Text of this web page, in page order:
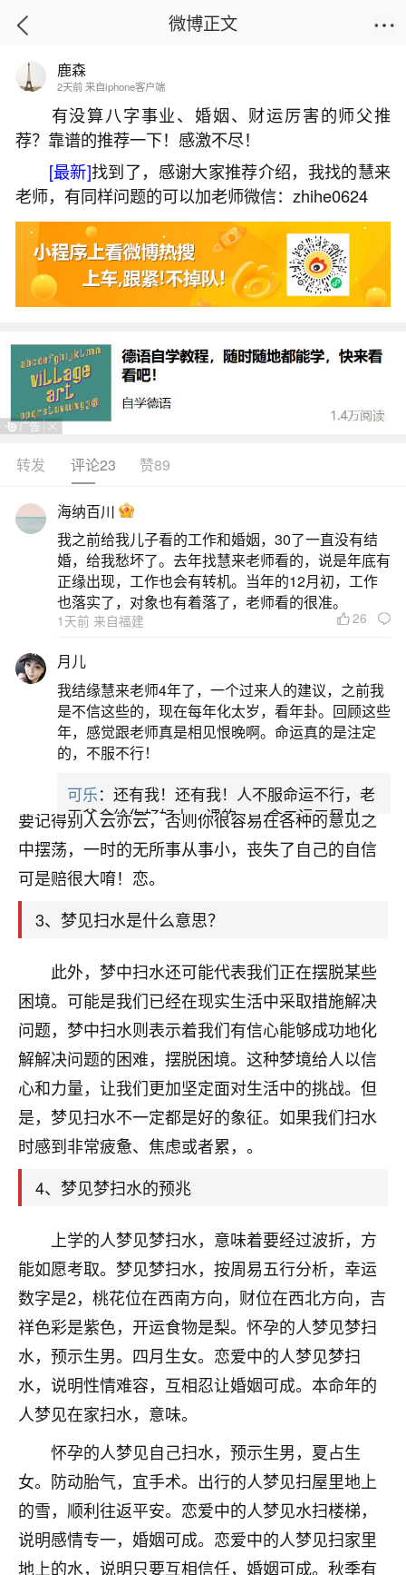
首页
梦见扫水是什么预兆？
2026-05-30 08:28:25 6 4 赞
生活中像梦见扫水是什么预兆？都是很常见的
问题，但是小问题不注意可能会引起大麻烦，下面
就这个问题给大家做一些解读：
1、梦见扫水是什么意思？
梦见扫水可能意味着你正在清除自己内心的某
些不良情感、恶习或心态。这种清洗的过程让你感
到舒适和安心，象征着内心的净化和成长。代表摆
中的困境。这可能意味着你已经采取了措施来解决
问题，并且有信心成功地化解困难，摆脱当前的困
境。反映身心状态：如果在梦中扫水时感到非常疲
2、梦见扫水的预兆
怀孕的人梦见扫水，预示生女，冬占生男，慎
防胎死腹中。梦见扫水，这两天工作上的事情，很
可能会让你愁眉不展。在这当中你可能征询太多人
的意见，或者是决策者本身意向并不明显。所以你
要记得别人云亦云，否则你很容易在各种的意见之
中摆荡，一时的无所事从事小，丧失了自己的自信
可是赔很大唷！恋。
3、梦见扫水是什么意思？
此外，梦中扫水还可能代表我们正在摆脱某些
困境。可能是我们已经在现实生活中采取措施解决
问题，梦中扫水则表示着我们有信心能够成功地化
解解决问题的困难，摆脱困境。这种梦境给人以信
心和力量，让我们更加坚定面对生活中的挑战。但
是，梦见扫水不一定都是好的象征。如果我们扫水
时感到非常疲惫、焦虑或者累，。
4、梦见梦扫水的预兆
上学的人梦见梦扫水，意味着要经过波折，方
能如愿考取。梦见梦扫水，按周易五行分析，幸运
数字是2，桃花位在西南方向，财位在西北方向，吉
祥色彩是紫色，开运食物是梨。怀孕的人梦见梦扫
水，预示生男。四月生女。恋爱中的人梦见梦扫
水，说明性情难容，互相忍让婚姻可成。本命年的
人梦见在家扫水，意味。
怀孕的人梦见自己扫水，预示生男，夏占生
女。防动胎气，宜手术。出行的人梦见扫屋里地上
的雪，顺利往返平安。恋爱中的人梦见水扫楼梯，
说明感情专一，婚姻可成。恋爱中的人梦见扫家里
地上的水，说明只要互相信任，婚姻可成。秋季有
微博正文
鹿森
2天前 来自iphone客户端
有没算八字事业、婚姻、财运厉害的师父推
荐？靠谱的推荐一下！感激不尽！
[最新]找到了，感谢大家推荐介绍，我找的慧来
老师，有同样问题的可以加老师微信：zhihe0624
转发 评论23 赞89
海纳百川
我之前给我儿子看的工作和婚姻，30了一直没有结
婚，给我愁坏了。去年找慧来老师看的，说是年底有
正缘出现，工作也会有转机。当年的12月初，工作
也落实了，对象也有着落了，老师看的很准。
1天前 来自福建 26
月儿
我结缘慧来老师4年了，一个过来人的建议，之前我
是不信这些的，现在每年化太岁，看年卦。回顾这些
年，感觉跟老师真是相见恨晚啊。命运真的是注定
的，不服不行！
可乐：还有我！还有我！人不服命运不行，老
天爷会给你好好上一课的。一命二运三风水，
哪样不服都不行！
平安是福：我也是每年找老师化太岁，看年
卦，认识老师3年了，都是缘分啊！
17分钟前 来自湖北
心若莲花
我是做餐饮的，这两年，生意屡屡受挫，店开一家关
一家，要么生意不好，生意好的就出事。前些年攒的
家底快败光了，真是倒霉！我也想找人看看到底怎么
回事？
鹿森 ：你可以找老师看看，人有时不服命不行
啊！
太阳当空赵
：我也做餐饮的，生意不算大，但
是我从找店开始都是找慧来老师跟进的，选
址、风水、还有开业日子，哪哪都看了，虽然
大环境不好，但是我家生意还可以，前几天又
2小时前 来自海南 18
梦醒时分
我女儿高二叛逆，大半年不上学，一说她就要死要活
的，把我们两口子愁的不行，朋友给我推荐的慧来老
师，一开始我是病急乱投医，这半年来，法事一个个
做完，我女儿跟变了个人一样，不期望她能考多好的
大学，只要能安安稳稳的把书读了，身体心理都健健
康康的我就很知足了！
鹿森：可怜天下父母心啊！
3小时前 来自河北 16
付深